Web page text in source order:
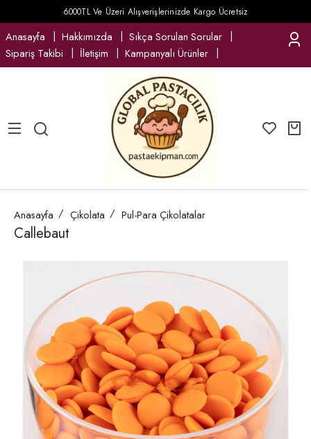
6000TL Ve Üzeri Alışverişlerinizde Kargo Ücretsiz
Anasayfa Hakkımızda
Sıkça Sorulan Sorular
Sipariş Takibi
İletişim Kampanyalı Ürünler
Anasayfa Çikolata Pul-Para Çikolatalar
Callebaut